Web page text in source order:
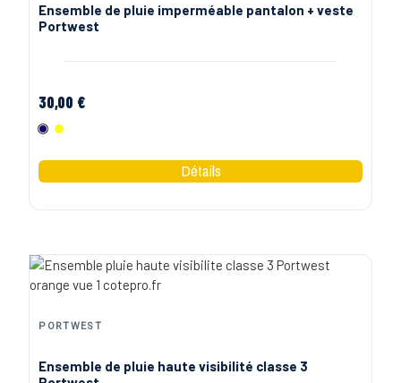
Ensemble de pluie imperméable pantalon + veste
Portwest
30,00 €
MarineJaune
PORTWEST
Ensemble de pluie haute visibilité classe 3